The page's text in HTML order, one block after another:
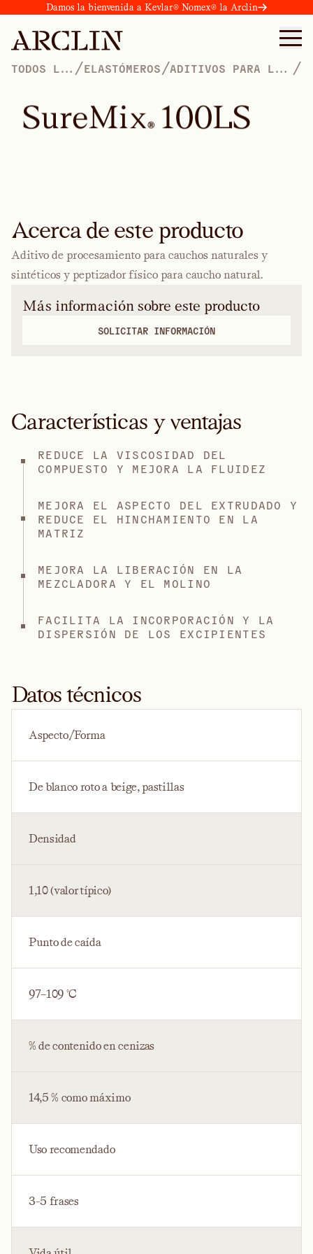
Damos la bienvenida a Kevlar® Nomex® la Arclin
TODOS LOS /ELASTÓMEROS /ADITIVOS PARA LA
/
SureMix® 100LS
Acerca de este producto
Aditivo de procesamiento para cauchos naturales y
sintéticos y peptizador físico para caucho natural.
Más información sobre este producto
SOLICITAR INFORMACIÓN
Características y ventajas
REDUCE LA VISCOSIDAD DEL
COMPUESTO Y MEJORA LA FLUIDEZ
MEJORA EL ASPECTO DEL EXTRUDADO Y
REDUCE EL HINCHAMIENTO EN LA
MATRIZ
MEJORA LA LIBERACIÓN EN LA
MEZCLADORA Y EL MOLINO
FACILITA LA INCORPORACIÓN Y LA
DISPERSIÓN DE LOS EXCIPIENTES
Datos técnicos
Aspecto/Forma
De blanco roto a beige, pastillas
Densidad
1,10 (valor típico)
Punto de caída
97–109 °C
% de contenido en cenizas
14,5 % como máximo
Uso recomendado
3-5 frases